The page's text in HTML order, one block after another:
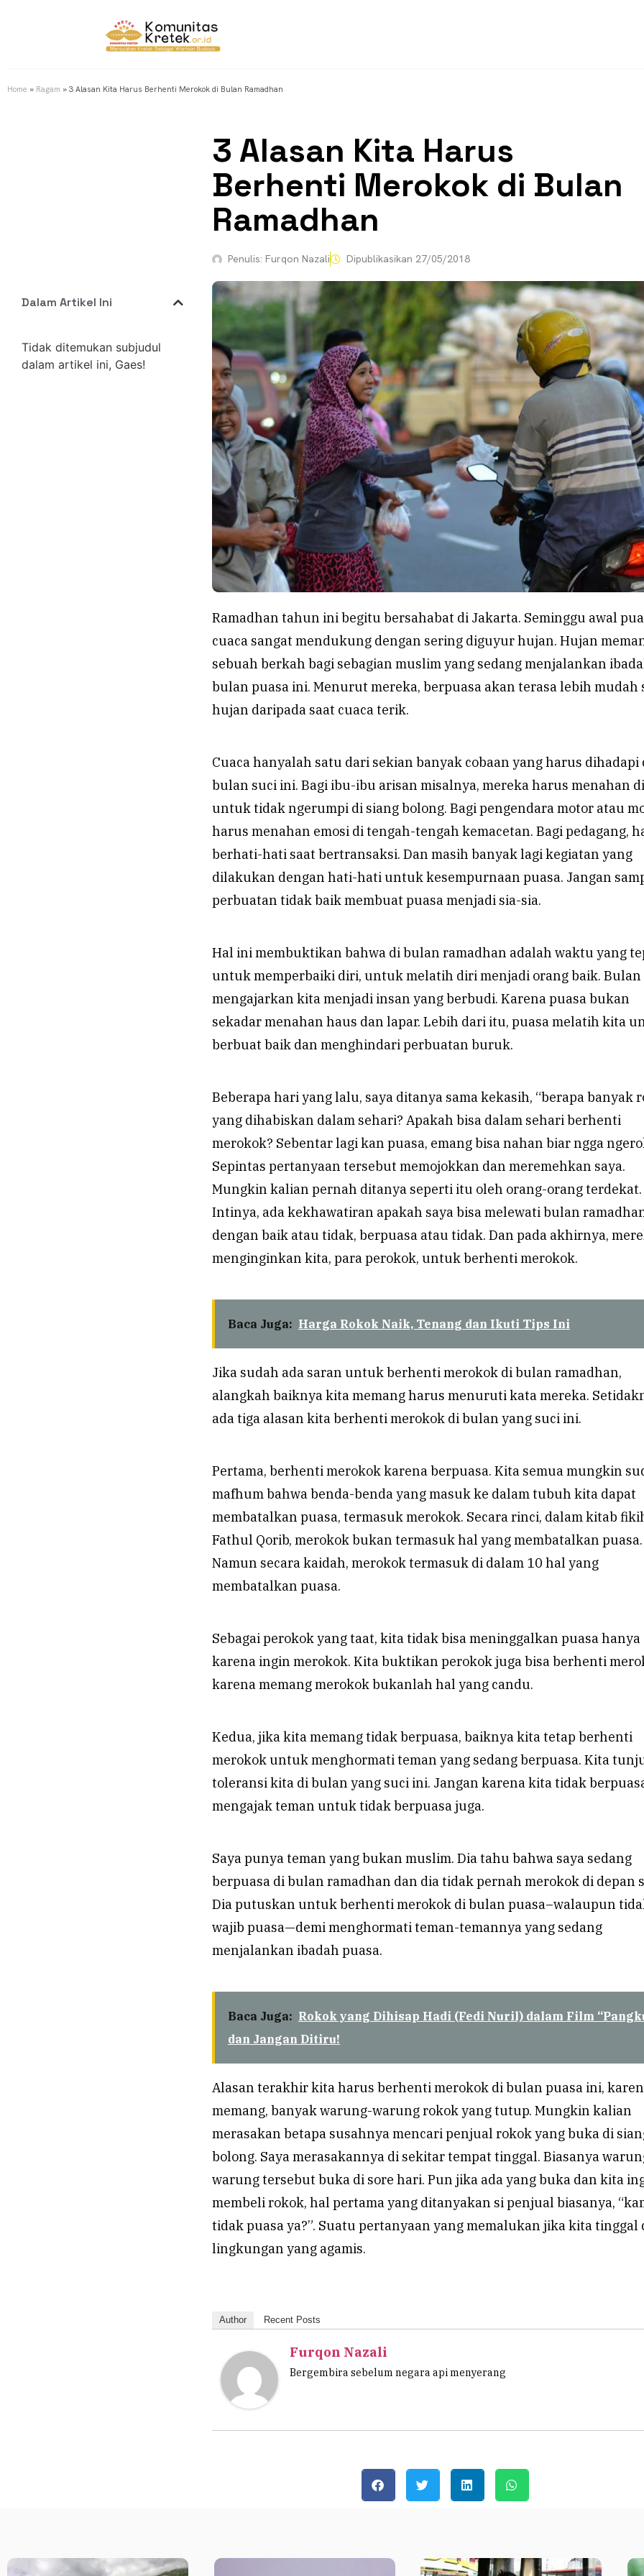
Home » Ragam » 3 Alasan Kita Harus Berhenti Merokok di Bulan Ramadhan
3 Alasan Kita Harus
Berhenti Merokok di Bulan
Ramadhan
Penulis: Furqon Nazali Dipublikasikan 27/05/2018
Dalam Artikel Ini
Tidak ditemukan subjudul
dalam artikel ini, Gaes!
Ramadhan tahun ini begitu bersahabat di Jakarta. Seminggu awal
cuaca sangat mendukung dengan sering diguyur hujan. Hujan
sebuah berkah bagi sebagian muslim yang sedang menjalankan
bulan puasa ini. Menurut mereka, berpuasa akan terasa lebih mudah
hujan daripada saat cuaca terik.
Cuaca hanyalah satu dari sekian banyak cobaan yang harus dihadapi
bulan suci ini. Bagi ibu-ibu arisan misalnya, mereka harus menahan
untuk tidak ngerumpi di siang bolong. Bagi pengendara motor atau
harus menahan emosi di tengah-tengah kemacetan. Bagi pedagang,
berhati-hati saat bertransaksi. Dan masih banyak lagi kegiatan yang
dilakukan dengan hati-hati untuk kesempurnaan puasa. Jangan
perbuatan tidak baik membuat puasa menjadi sia-sia.
Hal ini membuktikan bahwa di bulan ramadhan adalah waktu yang
untuk memperbaiki diri, untuk melatih diri menjadi orang baik. Bulan
mengajarkan kita menjadi insan yang berbudi. Karena puasa bukan
sekadar menahan haus dan lapar. Lebih dari itu, puasa melatih kita
berbuat baik dan menghindari perbuatan buruk.
Beberapa hari yang lalu, saya ditanya sama kekasih, “berapa banyak
yang dihabiskan dalam sehari? Apakah bisa dalam sehari berhenti
merokok? Sebentar lagi kan puasa, emang bisa nahan biar ngga
Sepintas pertanyaan tersebut memojokkan dan meremehkan saya.
Mungkin kalian pernah ditanya seperti itu oleh orang-orang terdekat.
Intinya, ada kekhawatiran apakah saya bisa melewati bulan
dengan baik atau tidak, berpuasa atau tidak. Dan pada akhirnya,
menginginkan kita, para perokok, untuk berhenti merokok.
Baca Juga: Harga Rokok Naik, Tenang dan Ikuti Tips Ini
Jika sudah ada saran untuk berhenti merokok di bulan ramadhan,
alangkah baiknya kita memang harus menuruti kata mereka.
ada tiga alasan kita berhenti merokok di bulan yang suci ini.
Pertama, berhenti merokok karena berpuasa. Kita semua mungkin
mafhum bahwa benda-benda yang masuk ke dalam tubuh kita dapat
membatalkan puasa, termasuk merokok. Secara rinci, dalam kitab
Fathul Qorib, merokok bukan termasuk hal yang membatalkan puasa.
Namun secara kaidah, merokok termasuk di dalam 10 hal yang
membatalkan puasa.
Sebagai perokok yang taat, kita tidak bisa meninggalkan puasa hanya
karena ingin merokok. Kita buktikan perokok juga bisa berhenti
karena memang merokok bukanlah hal yang candu.
Kedua, jika kita memang tidak berpuasa, baiknya kita tetap berhenti
merokok untuk menghormati teman yang sedang berpuasa. Kita
toleransi kita di bulan yang suci ini. Jangan karena kita tidak
mengajak teman untuk tidak berpuasa juga.
Saya punya teman yang bukan muslim. Dia tahu bahwa saya sedang
berpuasa di bulan ramadhan dan dia tidak pernah merokok di depan
Dia putuskan untuk berhenti merokok di bulan puasa–walaupun
wajib puasa—demi menghormati teman-temannya yang sedang
menjalankan ibadah puasa.
Baca Juga: Rokok yang Dihisap Hadi (Fedi Nuril) dalam Film
dan Jangan Ditiru!
Alasan terakhir kita harus berhenti merokok di bulan puasa ini,
memang, banyak warung-warung rokok yang tutup. Mungkin kalian
merasakan betapa susahnya mencari penjual rokok yang buka di
bolong. Saya merasakannya di sekitar tempat tinggal. Biasanya
warung tersebut buka di sore hari. Pun jika ada yang buka dan kita
membeli rokok, hal pertama yang ditanyakan si penjual biasanya,
tidak puasa ya?”. Suatu pertanyaan yang memalukan jika kita tinggal
lingkungan yang agamis.
Author Recent Posts
Furqon Nazali
Bergembira sebelum negara api menyerang